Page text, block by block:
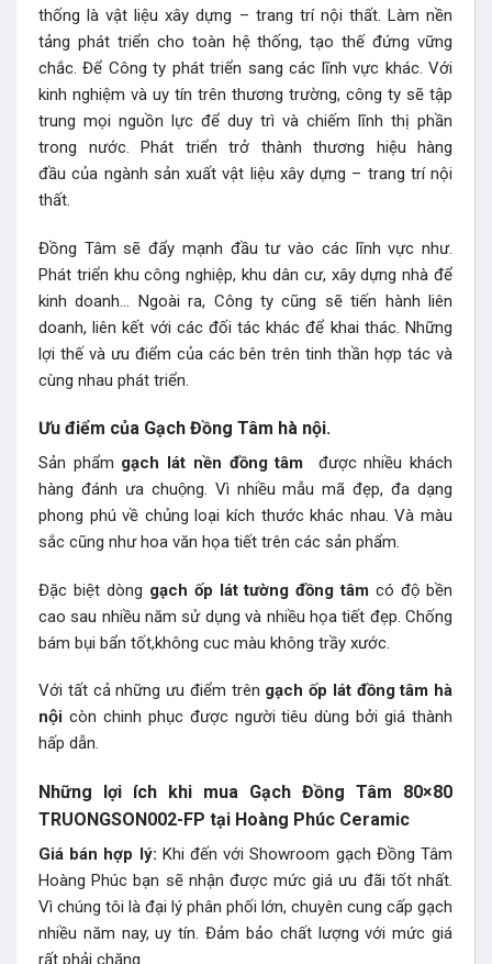
thống là vật liệu xây dựng – trang trí nội thất. Làm nền
tảng phát triển cho toàn hệ thống, tạo thế đứng vững
chắc. Để Công ty phát triển sang các lĩnh vực khác. Với
kinh nghiệm và uy tín trên thương trường, công ty sẽ tập
trung mọi nguồn lực để duy trì và chiếm lĩnh thị phần
trong nước. Phát triển trở thành thương hiệu hàng
đầu của ngành sản xuất vật liệu xây dựng – trang trí nội
thất.
Đồng Tâm sẽ đẩy mạnh đầu tư vào các lĩnh vực như.
Phát triển khu công nghiệp, khu dân cư, xây dựng nhà để
kinh doanh… Ngoài ra, Công ty cũng sẽ tiến hành liên
doanh, liên kết với các đối tác khác để khai thác. Những
lợi thế và ưu điểm của các bên trên tinh thần hợp tác và
cùng nhau phát triển.
Ưu điểm của Gạch Đồng Tâm hà nội.
Sản phẩm gạch lát nền đồng tâm
được nhiều khách
hàng đánh ưa chuộng. Vì nhiều mẫu mã đẹp, đa dạng
phong phú về chủng loại kích thước khác nhau. Và màu
sắc cũng như hoa văn họa tiết trên các sản phẩm.
Đặc biệt dòng gạch ốp lát tường đồng tâmcó độ bền
cao sau nhiều năm sử dụng và nhiều họa tiết đẹp. Chống
bám bụi bẩn tốt,không cuc màu không trầy xước.
Với tất cả những ưu điểm trên gạch ốp lát đồng tâm hà
nội còn chinh phục được người tiêu dùng bởi giá thành
hấp dẫn.
Những lợi ích khi mua Gạch Đồng Tâm 80×80
TRUONGSON002-FP tại Hoàng Phúc Ceramic
Giá bán hợp lý: Khi đến với Showroom gạch Đồng Tâm
Hoàng Phúc bạn sẽ nhận được mức giá ưu đãi tốt nhất.
Vì chúng tôi là đại lý phân phối lớn, chuyên cung cấp gạch
nhiều năm nay, uy tín. Đảm bảo chất lượng với mức giá
rất phải chăng.